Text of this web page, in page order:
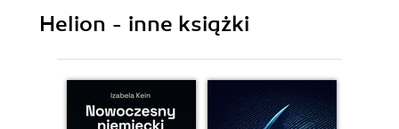
Rozdział 1. Wprowadzenie do systemu Windows
Phone (23)
Specyfikacja sprzętowa Windows Phone (25)
Helion - inne książki